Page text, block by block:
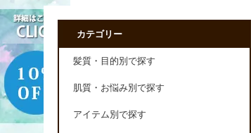
カテゴリー
髪質・目的別で探す
肌質・お悩み別で探す
アイテム別で探す